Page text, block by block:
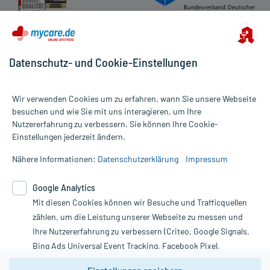
Alle Preise gelten inkl. MwSt., ggf. zzgl. Versandkosten
Informationen auf dieser Website werden ausschließlich für
die Untersuchung und Behandlung durch einen Arzt. Bitte
Therapien eingeleitet werden können. | Diese Webseite benutzt
Google Analytics. Lesen Sie bitte dazu die wichtigen Hinweise in
unserer Datenschutzerklärung. Für den Widerruf einer Bestellung
nutzen Sie das Formular:
Vertrag widerrufen
Datenschutz- und Cookie-Einstellungen
Wir verwenden Cookies um zu erfahren, wann Sie unsere Webseite
besuchen und wie Sie mit uns interagieren, um Ihre
Nutzererfahrung zu verbessern. Sie können Ihre Cookie-
Einstellungen jederzeit ändern.
Nähere Informationen: Datenschutzerklärung Impressum
Google Analytics
Mit diesen Cookies können wir Besuche und Trafficquellen
zählen, um die Leistung unserer Webseite zu messen und
Ihre Nutzererfahrung zu verbessern (Criteo, Google Signals,
Bing Ads Universal Event Tracking, Facebook Pixel,
Youtube-Social Plugin).